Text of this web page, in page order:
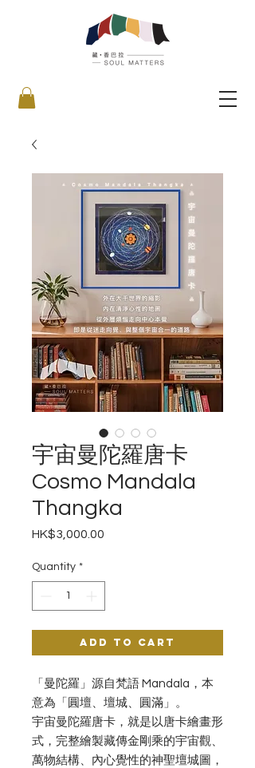
宇宙曼陀羅唐卡
Cosmo Mandala
Thangka
HK$3,000.00
Quantity *
Add to Cart
「曼陀羅」源自梵語 Mandala，本
意為「圓壇、壇城、圓滿」。
宇宙曼陀羅唐卡，就是以唐卡繪畫形
式，完整繪製藏傳金剛乘的宇宙觀、
萬物結構、內心覺性的神聖壇城圖，